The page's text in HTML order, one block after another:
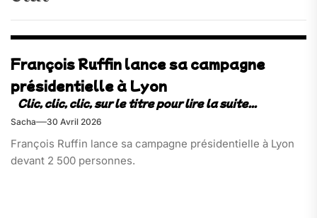
François Ruffin lance sa campagne
présidentielle à Lyon
Sacha 30 Avril 2026
François Ruffin lance sa campagne présidentielle à Lyon
devant 2 500 personnes.